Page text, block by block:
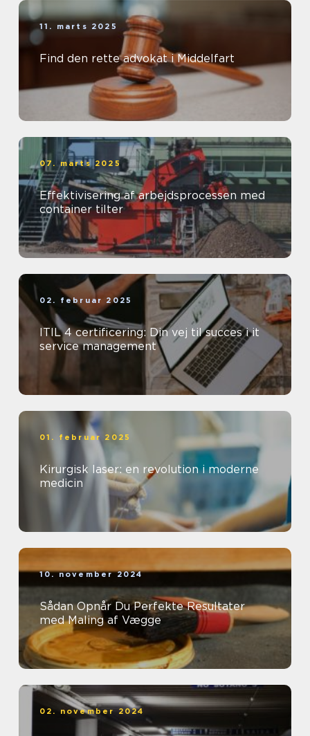
11. marts 2025
Find den rette advokat i Middelfart
07. marts 2025
Effektivisering af arbejdsprocessen med
container tilter
02. februar 2025
ITIL 4 certificering: Din vej til succes i it
service management
01. februar 2025
Kirurgisk laser: en revolution i moderne
medicin
10. november 2024
Sådan Opnår Du Perfekte Resultater
med Maling af Vægge
02. november 2024